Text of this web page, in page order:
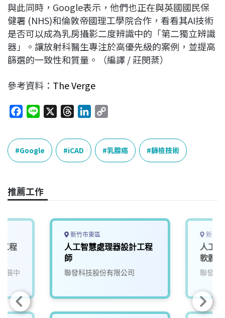
與此同時，Google表示，他們也正在與英國國民保
健署 (NHS)和倫敦帝國理工學院合作，看看其AI技術
是否可以成為乳房攝影二度辨識中的「第二獨立辨識
器」。讓放射科醫生專注於高優先級的案例，並提高
篩選的一致性和質量。（編譯 / 莊閔棻）
參考資料： The Verge
c
e
b
o
k
n
e
r
e
a
k
n
p
y
L
k
Google iCAD 乳腺癌 篩檢技術
推薦工作
程
展中
新竹市東區
人工智慧處理器設計工程
師
聯發科技股份有限公司
新竹
人工
軟體
聯發科